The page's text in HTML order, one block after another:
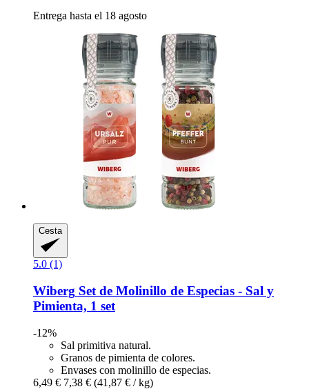
Entrega hasta el 18 agosto
Cesta
5.0 (1)
Wiberg Set de Molinillo de Especias -​ Sal y
Pimienta, 1 set
-12%
Sal primitiva natural.
Granos de pimienta de colores.
Envases con molinillo de especias.
6,49 € 7,38 € (41,87 € / kg)